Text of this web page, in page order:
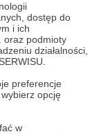
dostęp do
i ich
oraz podmioty
działalności,
preferencje
opcję
w